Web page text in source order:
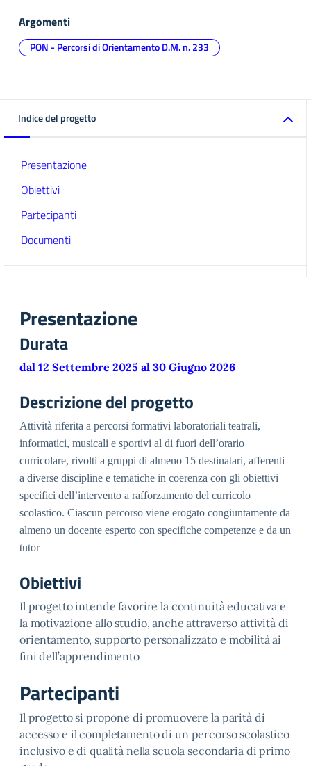
Argomenti
PON - Percorsi di Orientamento D.M. n. 233
Indice del progetto
Presentazione
Obiettivi
Partecipanti
Documenti
Presentazione
Durata
dal 12 Settembre 2025 al 30 Giugno 2026
Descrizione del progetto
Attività riferita a percorsi formativi laboratoriali teatrali,
informatici, musicali e sportivi al di fuori dell’orario
curricolare, rivolti a gruppi di almeno 15 destinatari, afferenti
a diverse discipline e tematiche in coerenza con gli obiettivi
specifici dell’intervento a rafforzamento del curricolo
scolastico. Ciascun percorso viene erogato congiuntamente da
almeno un docente esperto con specifiche competenze e da un
tutor
Obiettivi
Il progetto intende favorire la continuità educativa e
la motivazione allo studio, anche attraverso attività di
orientamento, supporto personalizzato e mobilità ai
fini dell’apprendimento
Partecipanti
Il progetto si propone di promuovere la parità di
accesso e il completamento di un percorso scolastico
inclusivo e di qualità nella scuola secondaria di primo